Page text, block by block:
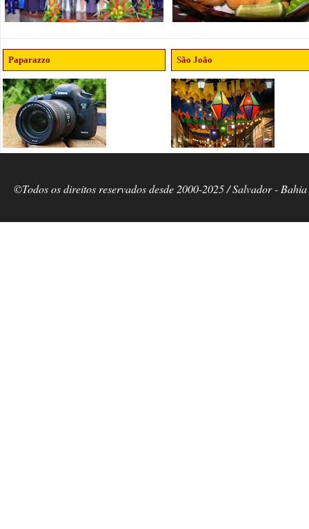
Paparazzo São João
©Todos os direitos reservados desde 2000-2025 / Salvador -